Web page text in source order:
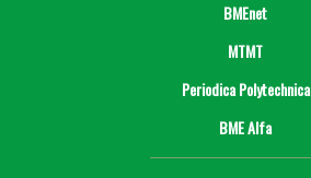
BMEnet
MTMT
Periodica Polytechnica
BME Alfa